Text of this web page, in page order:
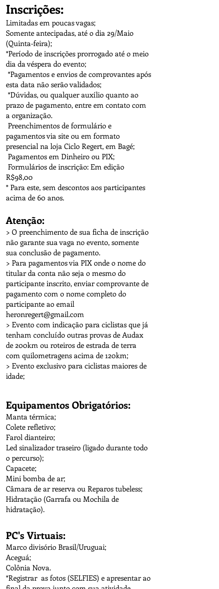
Inscrições:
Limitadas em poucas vagas;
Somente antecipadas, até o dia 29/Maio
(Quinta-feira);
*Período de inscrições prorrogado até o meio
dia da véspera do evento;
*Pagamentos e envios de comprovantes após
esta data não serão validados;
*Dúvidas, ou qualquer auxílio quanto ao
prazo de pagamento, entre em contato com
a organização.
Preenchimentos de formulário e
pagamentos via site ou em formato
presencial na loja Ciclo Regert, em Bagé;
Pagamentos em Dinheiro ou PIX;
Formulários de inscrição: Em edição
R$98,00
* Para este, sem descontos aos participantes
acima de 60 anos.
Atenção:
> O preenchimento de sua ficha de inscrição
não garante sua vaga no evento, somente
sua conclusão de pagamento.
> Para pagamentos via PIX onde o nome do
titular da conta não seja o mesmo do
participante inscrito, enviar comprovante de
pagamento com o nome completo do
participante ao email
heronregert@gmail.com
> Evento com indicação para ciclistas que já
tenham concluído outras provas de Audax
de 200km ou roteiros de estrada de terra
com quilometragens acima de 120km;
> Evento exclusivo para ciclistas maiores de
idade;
Equipamentos Obrigatórios:
Manta térmica;
Colete refletivo;
Farol dianteiro;
Led sinalizador traseiro (ligado durante todo
o percurso);
Capacete;
Mini bomba de ar;
Câmara de ar reserva ou Reparos tubeless;
Hidratação (Garrafa ou Mochila de
hidratação).
PC's Virtuais:
Marco divisório Brasil/Uruguai;
Aceguá;
Colônia Nova.
*Registrar as fotos (SELFIES) e apresentar ao